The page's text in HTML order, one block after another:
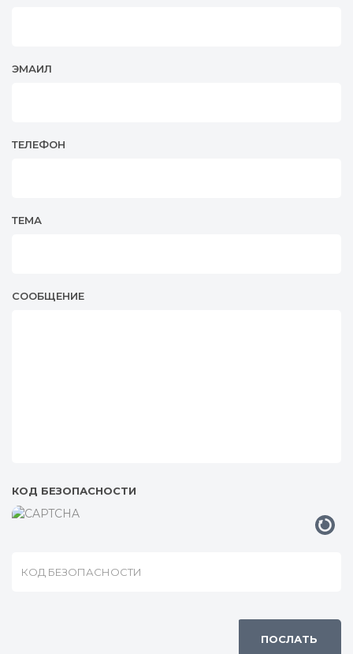
ЭМАИЛ
ТЕЛЕФОН
ТЕМА
СООБЩЕНИЕ
КОД БЕЗОПАСНОСТИ